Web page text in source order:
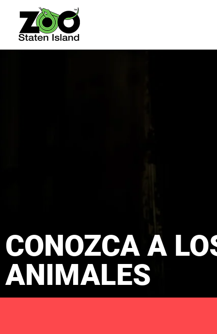
CONOZCA A
ANIMALES